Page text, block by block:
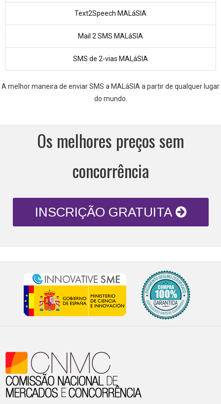
Text2Speech MALáSIA
Mail 2 SMS MALáSIA
SMS de 2-vias MALáSIA
A melhor maneira de enviar SMS a MALáSIA a partir de qualquer lugar
do mundo.
Os melhores preços sem
concorrência
INSCRIÇÃO GRATUITA